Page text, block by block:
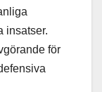
insatser.
för